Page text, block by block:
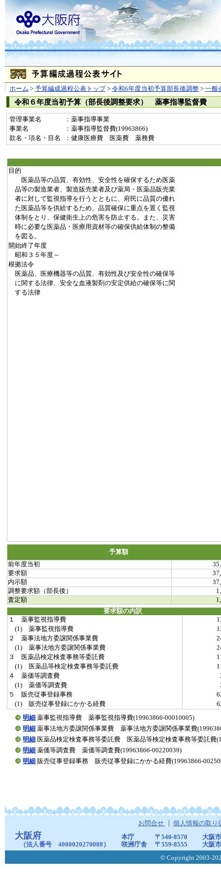
ホーム > 予算編成過程公表トップ> 令和6年度当初予算部長後調整> 一般
令和６年度当初予算（部長後調整要求） 薬事指導監督費
管理事業名
：薬事指導事業
事業名
：薬事指導監督費(19963866)
款名・項名・目名
：健康医療費 医薬費 薬務費
目的
医薬品等の品質、有効性、安全性を確保するため医薬
品等の製造業者、製造販売業者及び薬局・医薬品販売業
者に対して監視指導を行うとともに、府民に品質の優れ
た医薬品等を供給するため、品質確保に重点を置く監視
体制をとり、保健衛生上の危害を防止する。また、災害
時に必要な医薬品・医療用資材等の確保供給体制の整備
を図る。
開始終了年度
昭和３５年度～
根拠法令
医薬品、医療機器等の品質、有効性及び安全性の確保等
に関する法律、安全な血液製剤の安定供給の確保等に関
する法律
予算額
前年度当初
要求額
内示額
調整要求額（部長後）
査定額
要求額の内訳
１ 薬事監視指導費
(1) 薬事監視指導費
２ 薬事法地方委譲関係事業費
(1) 薬事法地方委譲関係事業費
３ 医薬品検定検査事務等委託費
(1) 医薬品等検定検査事務等委託費
４ 薬価等調査費
(1) 薬価等調査費
５ 販売従事登録事務
(1) 販売従事登録にかかる経費
明細 薬事監視指導費 薬事監視指導費(19963866-00010005)
明細 薬事法地方委譲関係事業費 薬事法地方委譲関係事業費
明細 医薬品検定検査事務等委託費 医薬品等検定検査事務等委託費
明細 薬価等調査費 薬価等調査費(19963866-00220039)
明細 販売従事登録事務 販売従事登録にかかる経費(19963866-
お問合せ 個人情報の取り
大阪府
（法人番号 4000020270008）
本庁 〒540-8570
大阪
咲洲庁舎
〒559-8555
大阪
© Copyright 2003-